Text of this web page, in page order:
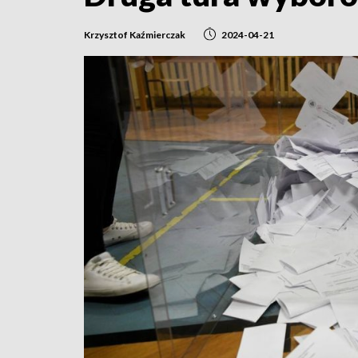
Krzysztof Kaźmierczak 2024-04-21